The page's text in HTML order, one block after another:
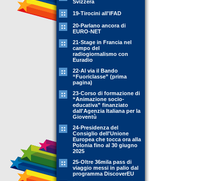
Svizzera
19-Tirocini all'IFAD
20-Parlano ancora di
EURO-NET
21-Stage in Francia nel
campo del
radiogiornalismo con
Euradio
22-Al via il Bando
“Fuoriclasse” (prima
pagina)
23-Corso di formazione di
“Animazione socio-
educativa” finanziato
dall'Agenzia Italiana per la
Gioventù
24-Presidenza del
Consiglio dell'Unione
Europea che tocca ora alla
Polonia fino al 30 giugno
2025
25-Oltre 36mila pass di
viaggio messi in palio dal
programma DiscoverEU